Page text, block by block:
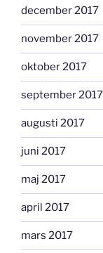
december 2017
november 2017
oktober 2017
september 2017
augusti 2017
juni 2017
maj 2017
april 2017
mars 2017